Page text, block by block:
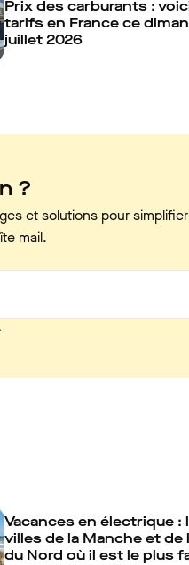
Prix des carburants :
tarifs en France ce
juillet 2026
?
et solutions pour
mail.
Vacances en électrique :
villes de la Manche et de
du Nord où il est le plus